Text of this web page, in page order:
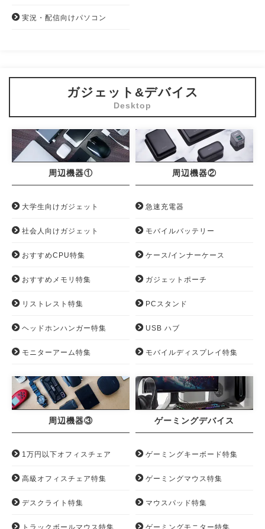
実況・配信向けパソコン
ガジェット&デバイス
周辺機器①
大学生向けガジェット
社会人向けガジェット
おすすめCPU特集
おすすめメモリ特集
リストレスト特集
ヘッドホンハンガー特集
モニターアーム特集
周辺機器②
急速充電器
モバイルバッテリー
ケース/インナーケース
ガジェットポーチ
PCスタンド
USB ハブ
モバイルディスプレイ特集
周辺機器③
1万円以下オフィスチェア
高級オフィスチェア特集
デスクライト特集
トラックボールマウス特集
ゲーミングデバイス
ゲーミングキーボード特集
ゲーミングマウス特集
マウスパッド特集
ゲーミングモニター特集